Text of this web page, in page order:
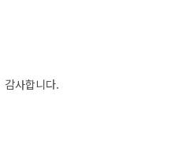
사합니다.